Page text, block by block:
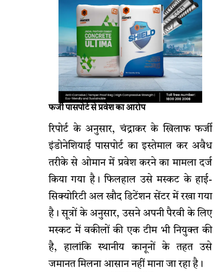
फर्जी पासपोर्ट से प्रवेश का आरोप
रिपोर्ट के अनुसार, चंद्राकर के खिलाफ फर्जी
इंडोनेशियाई पासपोर्ट का इस्तेमाल कर अवैध
तरीके से ओमान में प्रवेश करने का मामला दर्ज
किया गया है। फिलहाल उसे मस्कट के हाई-
सिक्योरिटी अल खौद डिटेंशन सेंटर में रखा गया
है। सूत्रों के अनुसार, उसने अपनी पैरवी के लिए
मस्कट में वकीलों की एक टीम भी नियुक्त की
है, हालांकि स्थानीय कानूनों के तहत उसे
जमानत मिलना आसान नहीं माना जा रहा है।